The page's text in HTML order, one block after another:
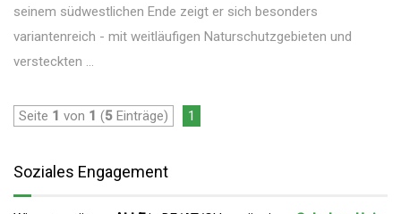
seinem südwestlichen Ende zeigt er sich besonders
variantenreich - mit weitläufigen Naturschutzgebieten und
versteckten ...
Seite 1 von 1 (5 Einträge) 1
Soziales Engagement